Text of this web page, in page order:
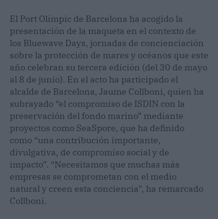
El Port Olímpic de Barcelona ha acogido la
presentación de la maqueta en el contexto de
los Bluewave Days, jornadas de concienciación
sobre la protección de mares y océanos que este
año celebran su tercera edición (del 30 de mayo
al 8 de junio). En el acto ha participado el
alcalde de Barcelona, Jaume Collboni, quien ha
subrayado “el compromiso de ISDIN con la
preservación del fondo marino” mediante
proyectos como SeaSpore, que ha definido
como “una contribución importante,
divulgativa, de compromiso social y de
impacto”. “Necesitamos que muchas más
empresas se comprometan con el medio
natural y creen esta conciencia”, ha remarcado
Collboni.